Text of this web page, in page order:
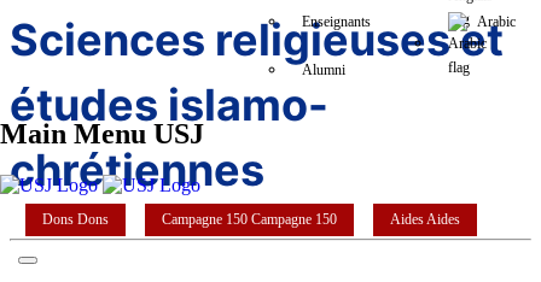
Enseignants
Alumni
Arabic
Main Menu USJ
Dons Dons Campagne 150 Campagne 150 AidesAides
Sciences religieuses et
études islamo-
chrétiennes